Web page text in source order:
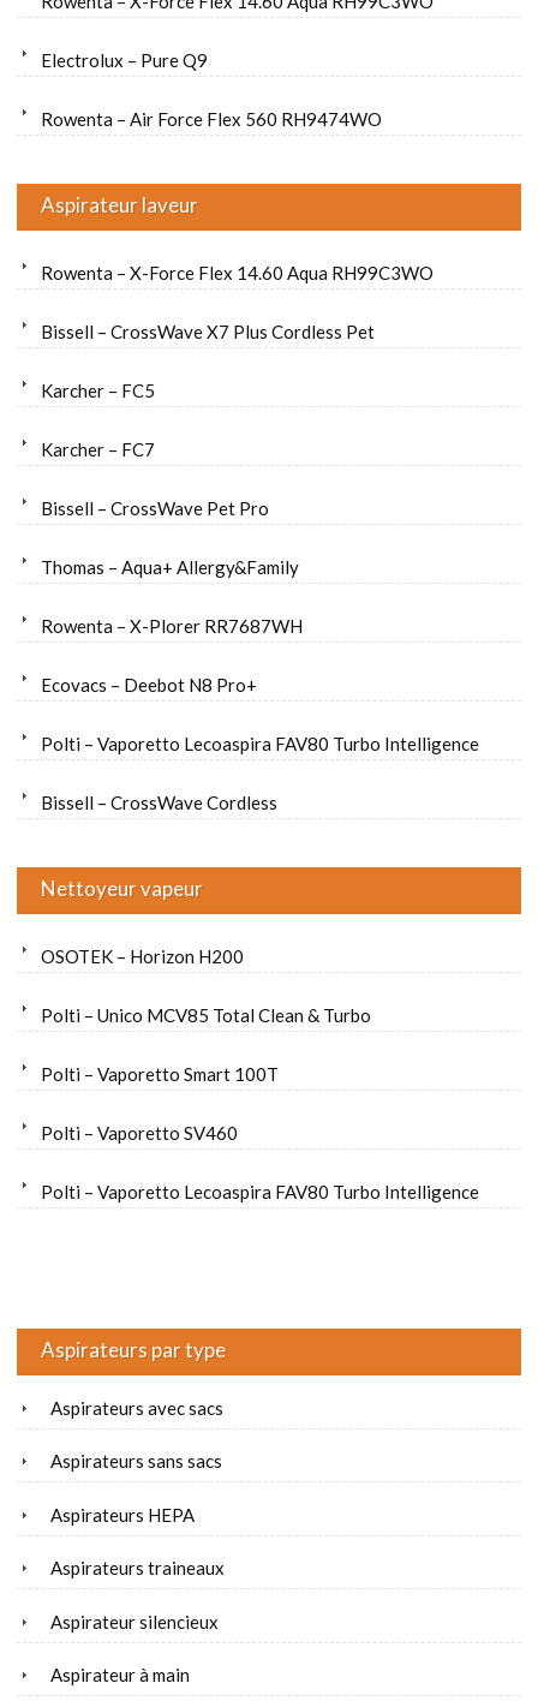
Electrolux – Pure Q9
Rowenta – Air Force Flex 560 RH9474WO
Aspirateur laveur
Rowenta – X-Force Flex 14.60 Aqua RH99C3WO
Bissell – CrossWave X7 Plus Cordless Pet
Karcher – FC5
Karcher – FC7
Bissell – CrossWave Pet Pro
Thomas – Aqua+ Allergy&Family
Rowenta – X-Plorer RR7687WH
Ecovacs – Deebot N8 Pro+
Polti – Vaporetto Lecoaspira FAV80 Turbo Intelligence
Bissell – CrossWave Cordless
Nettoyeur vapeur
OSOTEK – Horizon H200
Polti – Unico MCV85 Total Clean & Turbo
Polti – Vaporetto Smart 100T
Polti – Vaporetto SV460
Polti – Vaporetto Lecoaspira FAV80 Turbo Intelligence
Aspirateurs par type
Aspirateurs avec sacs
Aspirateurs sans sacs
Aspirateurs HEPA
Aspirateurs traineaux
Aspirateur silencieux
Aspirateur à main